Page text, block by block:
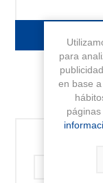
para
en base